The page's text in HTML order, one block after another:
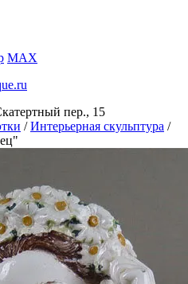
MAX
пер., 15
/ Интерьерная скульптура /